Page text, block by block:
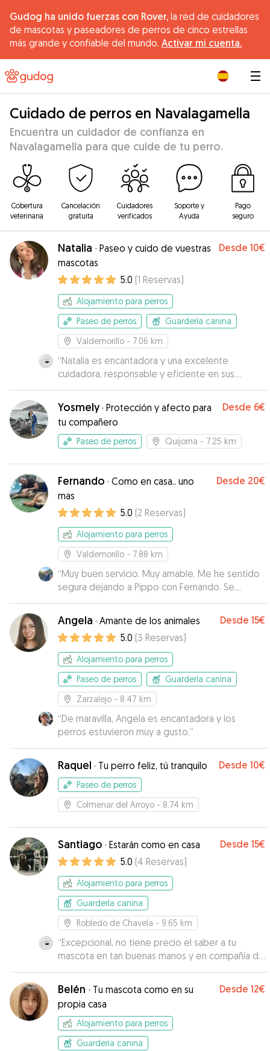
Gudog ha unido fuerzas con Rover, la red de cuidadores
de mascotas y paseadores de perros de cinco estrellas
más grande y confiable del mundo. Activar mi cuenta.
Cuidado de perros en Navalagamella
Encuentra un cuidador de confianza en
Navalagamella para que cuide de tu perro.
Cobertura
veterinaria
Cancelación
gratuita
Cuidadores
verificados
Soporte y
Ayuda
Pago
seguro
Natalia · Paseo y cuido de vuestras
mascotas
Desde 10€
5.0 (1 Reservas)
Alojamiento para perros
Paseo de perros
Guardería canina
Valdemorillo - 7.06 km
“Natalia es encantadora y una excelente
cuidadora, responsable y eficiente en sus
compromisos y amante de los animales. Es muy
puntual . Es muy recomendable y se puede
confiar en ella. Ha sido una suerte conocerla y es
una persona muy confiable para que cuide de
nuestras queridas mascotas”
Yosmely· Protección y afecto para
tu compañero
Desde 6€
Paseo de perros Quijorna - 7.25 km
Fernando · Como en casa.. uno
mas
Desde 20€
5.0 (2 Reservas)
Alojamiento para perros
Valdemorillo - 7.88 km
“Muy buen servicio. Muy amable. Me he sentido
segura dejando a Pippo con Fernando. Se
quedó tranquilo en cuando llego a la casa y lo he
recogido contento. La comunicación mientras
estuvo con el ha sido muy buena : fotos,
feedback, etc…”
Angela · Amante de los animales Desde 15€
5.0 (3 Reservas)
Alojamiento para perros
Paseo de perros
Guardería canina
Zarzalejo - 8.47 km
“De maravilla, Angela es encantadora y los
perros estuvieron muy a gusto.”
Raquel · Tu perro feliz, tú tranquilo Desde 10€
Paseo de perros
Colmenar del Arroyo - 8.74 km
Santiago · Estarán como en casa Desde 15€
5.0 (4 Reservas)
Alojamiento para perros
Guardería canina
Robledo de Chavela - 9.65 km
“Excepcional, no tiene precio el saber a tu
mascota en tan buenas manos y en compañía de
otros congéneres majos.”
Belén · Tu mascota como en su
propia casa
Desde 12€
Alojamiento para perros
Guardería canina